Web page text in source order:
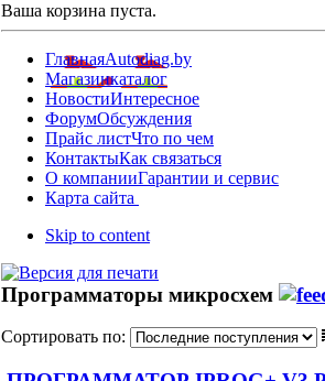
Ваша корзина пуста.
ГлавнаяAutodiag.by
Магазинкаталог
НовостиИнтересное
ФорумОбсуждения
Прайс листЧто по чем
КонтактыКак связаться
О компанииГарантии и сервис
Карта сайта
Skip to content
Программаторы микросхем
Сортировать по: